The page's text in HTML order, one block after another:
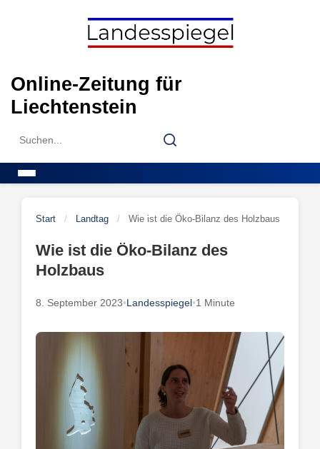
Online-Zeitung für
Liechtenstein
Search
Search
Start / Landtag / Wie ist die Öko-Bilanz des Holzbaus
Wie ist die Öko-Bilanz des
Holzbaus
8. September 2023•Landesspiegel•1 Minute